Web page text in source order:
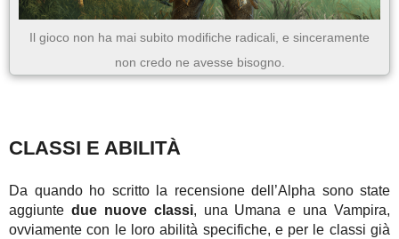
Il gioco non ha mai subito modifiche radicali, e sinceramente
non credo ne avesse bisogno.
CLASSI E ABILITÀ
Da quando ho scritto la recensione dell’Alpha sono state
aggiunte due nuove classi, una Umana e una Vampira,
ovviamente con le loro abilità specifiche, e per le classi già